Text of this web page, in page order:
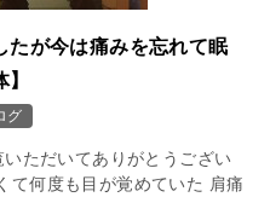
たが今は痛みを忘れて眠
グ
ただいてありがとうござい
何度も目が覚めていた 肩痛